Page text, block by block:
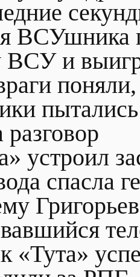
ВСУшника
ВСУ и
устроил
спасла
Григорьев
«Тута»